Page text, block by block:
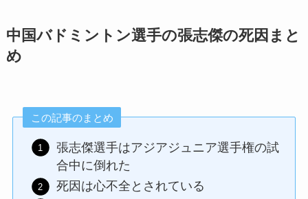
中国バドミントン選手の張志傑の死因まと
め
この記事のまとめ
張志傑選手はアジアジュニア選手権の試
合中に倒れた
死因は心不全とされている